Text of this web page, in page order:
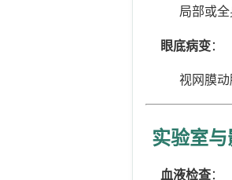
局部或
眼底病变：
视网膜
实验室
血液检查：